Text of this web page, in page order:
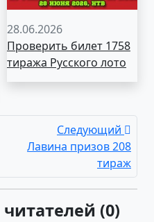
28.06.2026
Проверить билет 1758
тиража Русского лото
Следующий
Лавина призов 208
тираж
(0)